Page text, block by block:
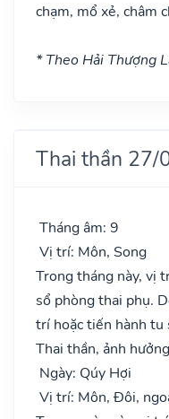
chạm, mổ xẻ, châm
* Theo Hải Thượng
Thai thần 27/
Tháng âm: 9
Vị trí: Môn, Song
Trong tháng này, vị
sổ phòng thai phụ.
trí hoặc tiến hành tu
Thai thần, ảnh
Ngày: Qúy Hợi
Vị trí: Môn, Đôi,